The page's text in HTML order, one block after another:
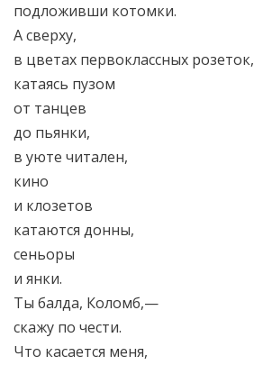
подложивши котомки.
А сверху,
в цветах первоклассных розеток,
катаясь пузом
от танцев
до пьянки,
в уюте читален,
кино
и клозетов
катаются донны,
сеньоры
и янки.
Ты балда, Коломб,—
скажу по чести.
Что касается меня,